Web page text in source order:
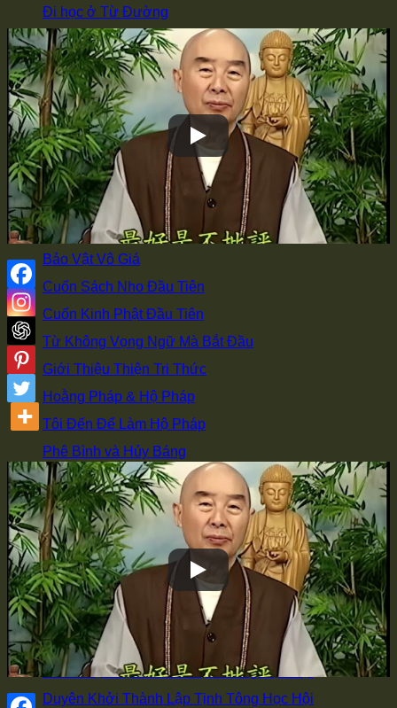
Đi học ở Từ Đường
Có Duyên Với Phật
Vì Sao Xuất Gia
Bí Quyết Giảng Kinh
Học Tập Sư Thừa
Đồng Tham Đạo Hữu
Truyền Pháp Qua Mạng
Quả Báo Của Bản Thân
Hồi Quy Tịnh Độ
Bảo Vật Vô Giá
Cuốn Sách Nho Đầu Tiên
Cuốn Kinh Phật Đầu Tiên
Từ Không Vọng Ngữ Mà Bắt Đầu
Giới Thiệu Thiện Tri Thức
Hoằng Pháp & Hộ Pháp
Tôi Đến Để Làm Hộ Pháp
Phê Bình và Hủy Báng
Hai Chìa Khóa Học Phật Học Nho
Chọn Di Đà Yếu Giải
Làm Việc Sai Thì Mới Sinh Bệnh
Súc Sanh Hiểu Lòng Người
Có Thể Giải Thì Có Thể Hành
Trà Thô Cơm Đạm Giữ Bình An
HỌC HỘI
Giới Thiệu Đạo Sư của Tịnh Tông Học Hội
Duyên Khởi Thành Lập Tịnh Tông Học Hội